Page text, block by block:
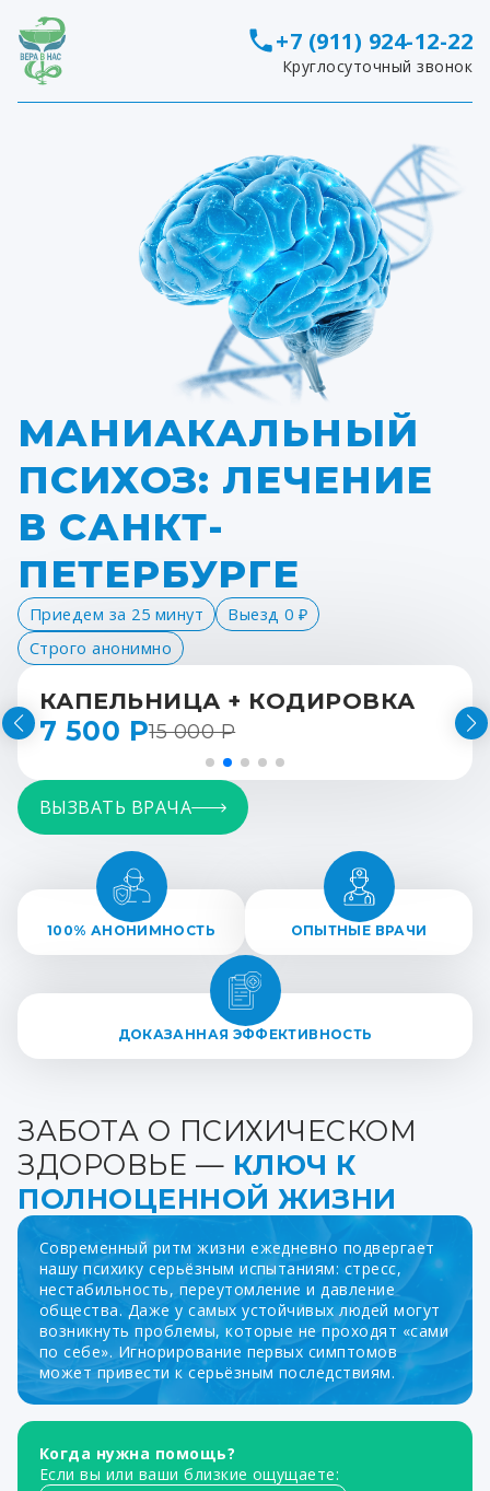
+7 (911) 924-12-22
Круглосуточный звонок
МАНИАКАЛЬНЫЙ
ПСИХОЗ: ЛЕЧЕНИЕ
В САНКТ-
ПЕТЕРБУРГЕ
Приедем за 25 минут
Выезд 0 ₽
Строго анонимно
КАПЕЛЬНИЦА + КОДИРОВКА
7 500 Р15 000 Р
ВЫЗВАТЬ ВРАЧА
100% АНОНИМНОСТЬ ОПЫТНЫЕ ВРАЧИ
ДОКАЗАННАЯ ЭФФЕКТИВНОСТЬ
ЗАБОТА О ПСИХИЧЕСКОМ
ЗДОРОВЬЕ — КЛЮЧ К
ПОЛНОЦЕННОЙ ЖИЗНИ
Современный ритм жизни ежедневно подвергает
нашу психику серьёзным испытаниям: стресс,
нестабильность, переутомление и давление
общества. Даже у самых устойчивых людей могут
возникнуть проблемы, которые не проходят «сами
по себе». Игнорирование первых симптомов
может привести к серьёзным последствиям.
Когда нужна помощь?
Если вы или ваши близкие ощущаете: